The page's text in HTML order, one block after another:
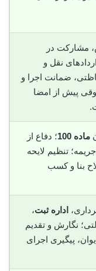
مشارکت در
نقل و
ضمانت اجرا و
پیش از امضا
ماده 100
؛ دفاع از
تنظیم لایحه
بنا و کسب
اداره ثبت،
نگارش و تقدیم
پیگیری اجرای